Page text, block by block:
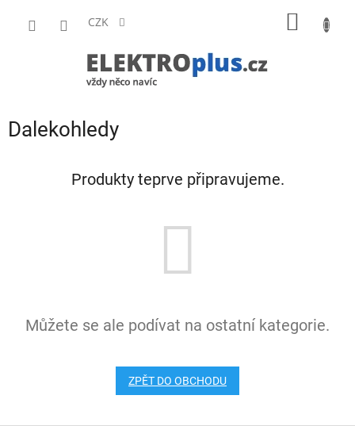
CZK
Dalekohledy
Produkty teprve připravujeme.
Můžete se ale podívat na ostatní kategorie.
ZPĚT DO OBCHODU